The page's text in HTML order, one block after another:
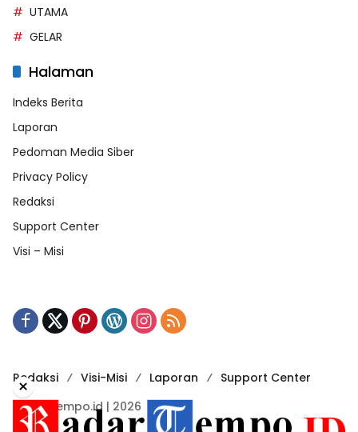
UTAMA
GELAR
Halaman
Indeks Berita
Laporan
Pedoman Media Siber
Privacy Policy
Redaksi
Support Center
Visi – Misi
Redaksi Visi-Misi Laporan
Support Center
RadarTempo.id | 2026
×